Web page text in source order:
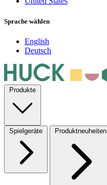
Sprache wählen
English
Deutsch
Produkte
Spielgeräte Produktneuheiten